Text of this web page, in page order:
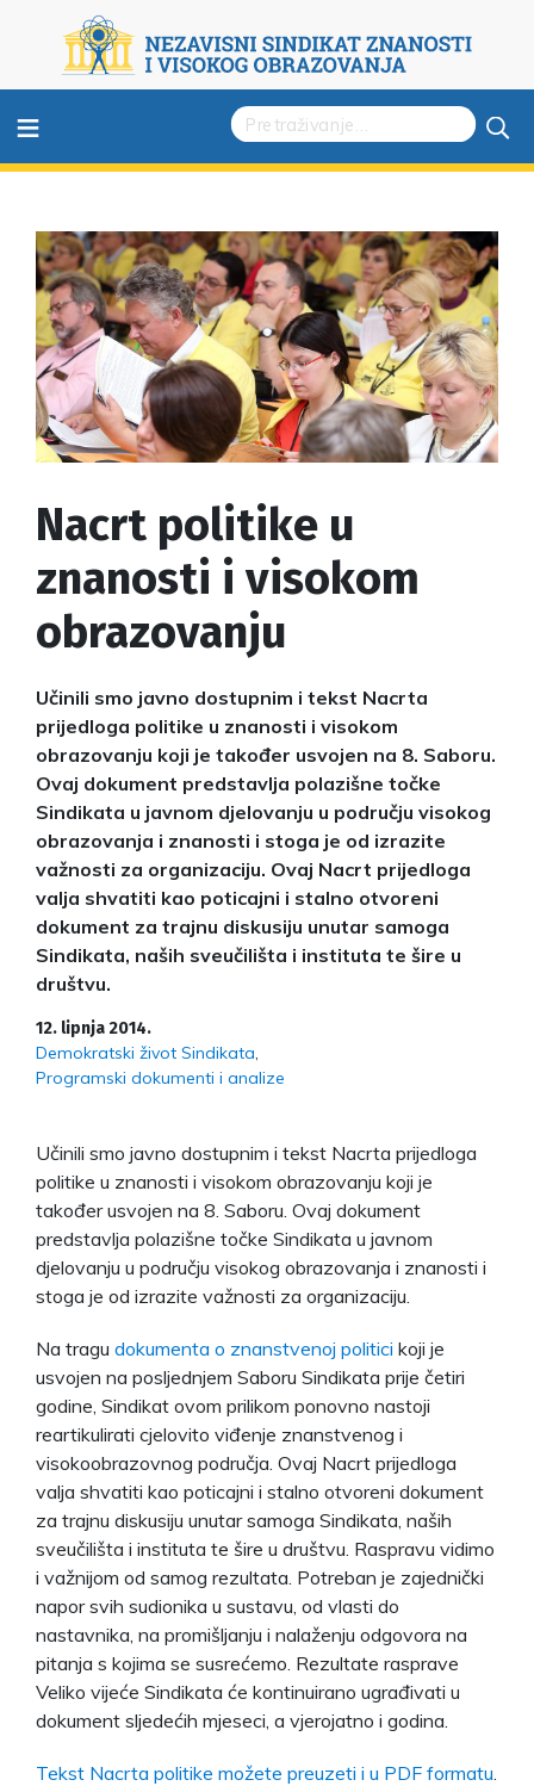
≡
Nacrt politike u
znanosti i visokom
obrazovanju
Učinili smo javno dostupnim i tekst Nacrta
prijedloga politike u znanosti i visokom
obrazovanju koji je također usvojen na 8. Saboru.
Ovaj dokument predstavlja polazišne točke
Sindikata u javnom djelovanju u području visokog
obrazovanja i znanosti i stoga je od izrazite
važnosti za organizaciju. Ovaj Nacrt prijedloga
valja shvatiti kao poticajni i stalno otvoreni
dokument za trajnu diskusiju unutar samoga
Sindikata, naših sveučilišta i instituta te šire u
društvu.
12. lipnja 2014.
Demokratski život Sindikata
Programski dokumenti i analize
Učinili smo javno dostupnim i tekst Nacrta prijedloga
politike u znanosti i visokom obrazovanju koji je
također usvojen na 8. Saboru. Ovaj dokument
predstavlja polazišne točke Sindikata u javnom
djelovanju u području visokog obrazovanja i znanosti i
stoga je od izrazite važnosti za organizaciju.
Na tragu dokumenta o znanstvenoj politici koji je
usvojen na posljednjem Saboru Sindikata prije četiri
godine, Sindikat ovom prilikom ponovno nastoji
reartikulirati cjelovito viđenje znanstvenog i
visokoobrazovnog područja. Ovaj Nacrt prijedloga
valja shvatiti kao poticajni i stalno otvoreni dokument
za trajnu diskusiju unutar samoga Sindikata, naših
sveučilišta i instituta te šire u društvu. Raspravu vidimo
i važnijom od samog rezultata. Potreban je zajednički
napor svih sudionika u sustavu, od vlasti do
nastavnika, na promišljanju i nalaženju odgovora na
pitanja s kojima se susrećemo. Rezultate rasprave
Veliko vijeće Sindikata će kontinuirano ugrađivati u
dokument sljedećih mjeseci, a vjerojatno i godina.
Tekst Nacrta politike možete preuzeti i u PDF formatu